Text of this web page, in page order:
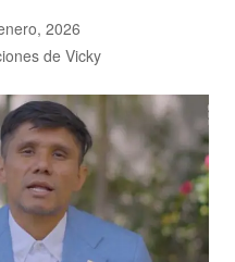
2026
de Vicky